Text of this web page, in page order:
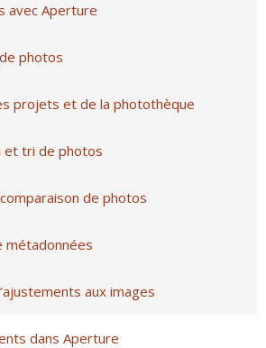
avec Aperture
photos
projets et de la photothèque
et tri de photos
de photos
métadonnées
aux images
dans Aperture